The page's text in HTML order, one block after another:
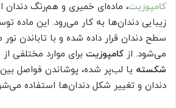
کامپوزیت، ماده‌ای خمیری و هم‌رنگ دندان
زیبایی دندان‌ها به کار می‌رود. این ماده
سطح دندان قرار داده شده و با تاباندن
می‌شود. از کامپوزیت برای موارد مختلفی
شکسته یا لب‌پر شده، پوشاندن فواصل بین
دندان و تغییر شکل دندان‌ها استفاده